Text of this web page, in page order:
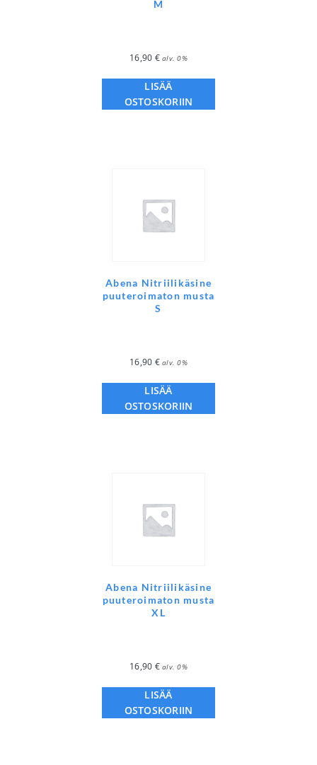
M
16,90 € alv. 0%
LISÄÄ
OSTOSKORIIN
Abena Nitriilikäsine
puuteroimaton musta
S
16,90 € alv. 0%
LISÄÄ
OSTOSKORIIN
Abena Nitriilikäsine
puuteroimaton musta
XL
16,90 € alv. 0%
LISÄÄ
OSTOSKORIIN